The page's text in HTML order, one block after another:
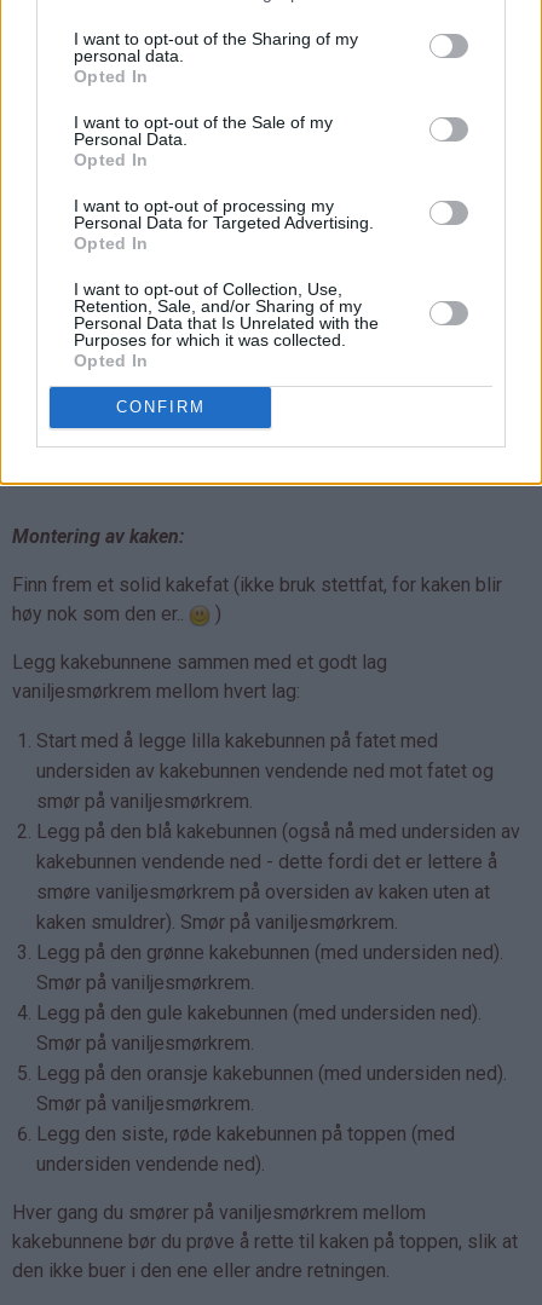
I want to opt-out of the Sharing of my
personal data.
Opted In
I want to opt-out of the Sale of my
Personal Data.
Opted In
I want to opt-out of processing my
Personal Data for Targeted Advertising.
Opted In
I want to opt-out of Collection, Use,
Retention, Sale, and/or Sharing of my
Personal Data that Is Unrelated with the
Purposes for which it was collected.
Opted In
CONFIRM
Vaniljesmørkrem:
Pisk romtemperert smør og vaniljepasta luftig (bruk også nå
en stor bolle, for det blir mye vaniljesmørkrem også
Pisk inn en pakke melis. Tilsett 1 dl melk og en pakke til med
melis og pisk kremen luftig. Tilsett 0,5 dl melk og den siste
pakken melis og pisk videre til en tykk og jevn smørkrem.
Montering av kaken:
Finn frem et solid kakefat (ikke bruk stettfat, for kaken blir
høy nok som den er..
)
Legg kakebunnene sammen med et godt lag
vaniljesmørkrem mellom hvert lag:
Start med å legge lilla kakebunnen på fatet med
undersiden av kakebunnen vendende ned mot fatet og
smør på vaniljesmørkrem.
Legg på den blå kakebunnen (også nå med undersiden av
kakebunnen vendende ned - dette fordi det er lettere å
smøre vaniljesmørkrem på oversiden av kaken uten at
kaken smuldrer). Smør på vaniljesmørkrem.
Legg på den grønne kakebunnen (med undersiden ned).
Smør på vaniljesmørkrem.
Legg på den gule kakebunnen (med undersiden ned).
Smør på vaniljesmørkrem.
Legg på den oransje kakebunnen (med undersiden ned).
Smør på vaniljesmørkrem.
Legg den siste, røde kakebunnen på toppen (med
undersiden vendende ned).
Hver gang du smører på vaniljesmørkrem mellom
kakebunnene bør du prøve å rette til kaken på toppen, slik at
den ikke buer i den ene eller andre retningen.